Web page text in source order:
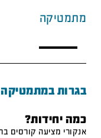
מתמטיקה
בגרות במתמטיקה
כמה יחידות?